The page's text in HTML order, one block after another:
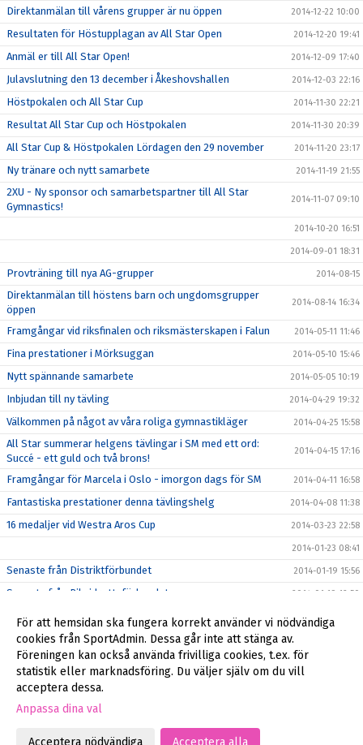
Direktanmälan till vårens grupper är nu öppen 2014-12-22 10:00
Resultaten för Höstupplagan av All Star Open 2014-12-20 19:41
Anmäl er till All Star Open! 2014-12-09 17:40
Julavslutning den 13 december i Åkeshovshallen 2014-12-03 22:16
Höstpokalen och All Star Cup 2014-11-30 22:21
Resultat All Star Cup och Höstpokalen 2014-11-30 20:39
All Star Cup & Höstpokalen Lördagen den 29 november 2014-11-20 23:17
Ny tränare och nytt samarbete 2014-11-19 21:55
2XU - Ny sponsor och samarbetspartner till All Star
Gymnastics!
2014-11-07 09:10
2014-10-20 16:51
2014-09-01 18:31
Provträning till nya AG-grupper 2014-08-15
Direktanmälan till höstens barn och ungdomsgrupper
öppen
2014-08-14 16:34
Framgångar vid riksfinalen och riksmästerskapen i Falun 2014-05-11 11:46
Fina prestationer i Mörksuggan 2014-05-10 15:46
Nytt spännande samarbete 2014-05-05 10:19
Inbjudan till ny tävling 2014-04-29 19:32
Välkommen på något av våra roliga gymnastikläger 2014-04-25 15:58
All Star summerar helgens tävlingar i SM med ett ord:
Succé - ett guld och två brons!
2014-04-15 17:16
Framgångar för Marcela i Oslo - imorgon dags för SM 2014-04-11 16:58
Fantastiska prestationer denna tävlingshelg 2014-04-08 11:38
16 medaljer vid Westra Aros Cup 2014-03-23 22:58
2014-01-23 08:41
Senaste från Distriktförbundet 2014-01-19 15:56
Senaste från Riksidrottsförbundet 2014-01-19 12:50
Anmälan för stödmedlem eller nya medlemmar 2014-01-18 21:31
Godkännande för publicering av bilder på ert barn 2014-01-16 20:03
Äntligen igång 2014-01-16 17:26
Gå till Webbversion
För att hemsidan ska fungera korrekt använder vi nödvändiga
cookies från SportAdmin. Dessa går inte att stänga av.
Föreningen kan också använda frivilliga cookies, t.ex. för
statistik eller marknadsföring. Du väljer själv om du vill
acceptera dessa.
Anpassa dina val
Acceptera nödvändiga Acceptera alla